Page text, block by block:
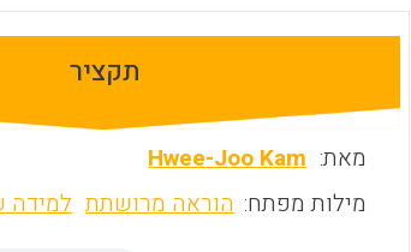
תקציר
מאת: Hwee-Joo Kam
מילות מפתח: הוראה מרושתת למידה